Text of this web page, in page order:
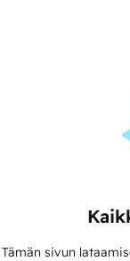
Tämän sivun